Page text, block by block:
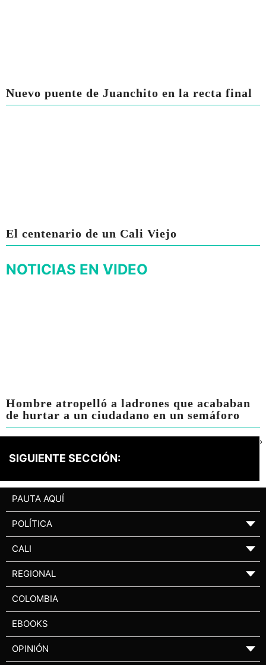
Nuevo puente de Juanchito en la recta final
El centenario de un Cali Viejo
NOTICIAS EN VIDEO
Hombre atropelló a ladrones que acababan
de hurtar a un ciudadano en un semáforo
SIGUIENTE SECCIÓN:
›
PAUTA AQUÍ
POLÍTICA ▼
CALI ▼
REGIONAL ▼
COLOMBIA
EBOOKS
OPINIÓN ▼